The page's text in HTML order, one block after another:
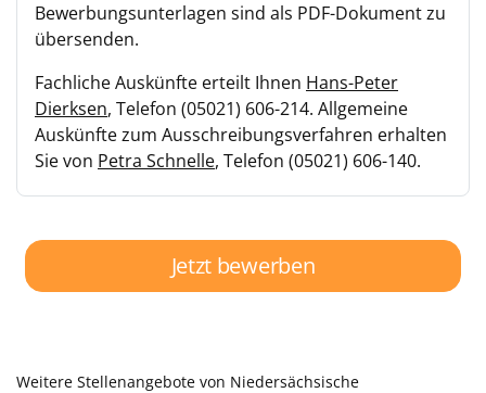
Bewerbungsunterlagen sind als PDF-Dokument zu
übersenden.
Fachliche Auskünfte erteilt Ihnen Hans-Peter
Dierksen, Telefon (05021) 606-214. Allgemeine
Auskünfte zum Ausschreibungsverfahren erhalten
Sie von Petra Schnelle, Telefon (05021) 606-140.
Jetzt bewerben
Weitere Stellenangebote von Niedersächsische